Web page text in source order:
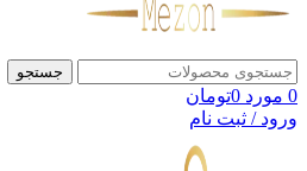
جستجو
0 مورد 0تومان
ورود / ثبت نام